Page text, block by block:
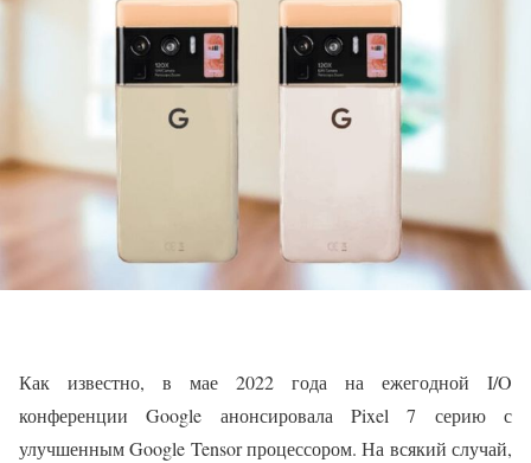
Как известно, в мае 2022 года на ежегодной I/O
конференции Google анонсировала Pixel 7 серию с
улучшенным Google Tensor процессором. На всякий случай,